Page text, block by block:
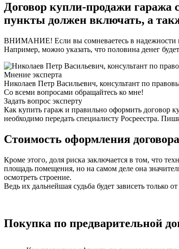
Договор купли-продажи гаража
пункты должен включать, а
ВНИМАНИЕ! Если вы сомневаетесь в надежности
Например, можно указать, что половина денег
Мнение эксперта
Николаев Петр Васильевич, консультант по
Со всеми вопросами обращайтесь ко мне!
Задать вопрос эксперту
Как купить гараж и правильно оформить договор
необходимо передать специалисту Росреестра.
Стоимость оформления
Кроме этого, доля риска заключается в том, что
площадь помещения, но на самом деле она
осмотреть строение.
Ведь их дальнейшая судьба будет зависеть только
Покупка по предварительной